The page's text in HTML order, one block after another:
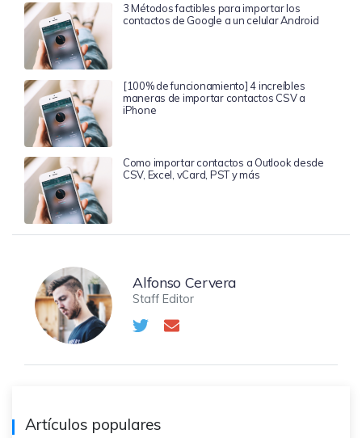
3 Métodos factibles para importar los
contactos de Google a un celular Android
[100% de funcionamiento] 4 increíbles
maneras de importar contactos CSV a
iPhone
Como importar contactos a Outlook desde
CSV, Excel, vCard, PST y más
Alfonso Cervera
Staff Editor
Artículos populares